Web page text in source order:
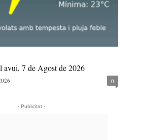
avui, 7 de Agost de 2026
0
- Publicitat -